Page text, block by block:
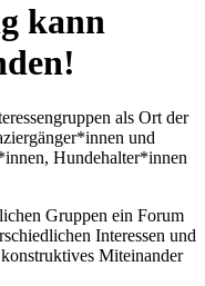
kann
als Ort der
und
Hundehalter*innen
Gruppen ein Forum
Interessen und
Miteinander